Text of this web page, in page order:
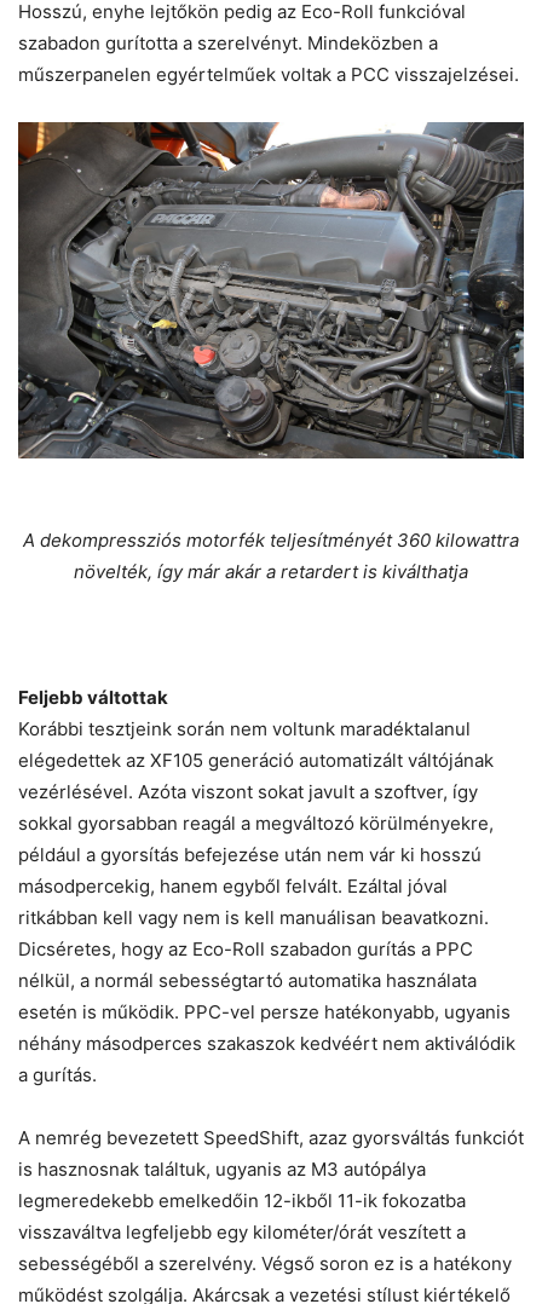
Hosszú, enyhe lejtőkön pedig az Eco-Roll funkcióval
szabadon gurította a szerelvényt. Mindeközben a
műszerpanelen egyértelműek voltak a PCC visszajelzései.
A dekompressziós motorfék teljesítményét 360 kilowattra
növelték, így már akár a retardert is kiválthatja
Feljebb váltottak
Korábbi tesztjeink során nem voltunk maradéktalanul
elégedettek az XF105 generáció automatizált váltójának
vezérlésével. Azóta viszont sokat javult a szoftver, így
sokkal gyorsabban reagál a megváltozó körülményekre,
például a gyorsítás befejezése után nem vár ki hosszú
másodpercekig, hanem egyből felvált. Ezáltal jóval
ritkábban kell vagy nem is kell manuálisan beavatkozni.
Dicséretes, hogy az Eco-Roll szabadon gurítás a PPC
nélkül, a normál sebességtartó automatika használata
esetén is működik. PPC-vel persze hatékonyabb, ugyanis
néhány másodperces szakaszok kedvéért nem aktiválódik
a gurítás.
A nemrég bevezetett SpeedShift, azaz gyorsváltás funkciót
is hasznosnak találtuk, ugyanis az M3 autópálya
legmeredekebb emelkedőin 12-ikből 11-ik fokozatba
visszaváltva legfeljebb egy kilométer/órát veszített a
sebességéből a szerelvény. Végső soron ez is a hatékony
működést szolgálja. Akárcsak a vezetési stílust kiértékelő